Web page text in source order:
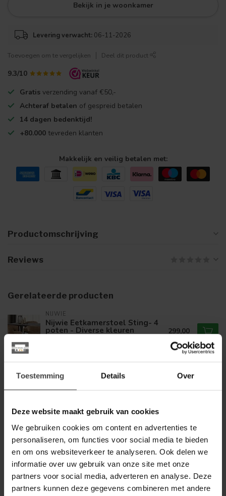
Toestemming Details Over
Deze website maakt gebruik van cookies
We gebruiken cookies om content en advertenties te
personaliseren, om functies voor social media te bieden
en om ons websiteverkeer te analyseren. Ook delen we
informatie over uw gebruik van onze site met onze
partners voor social media, adverteren en analyse. Deze
partners kunnen deze gegevens combineren met andere
Bekijk in je woonkamer
Levering verwacht: 06-11-2026
Toevoegen om te vergelijken Deel dit product
9.3/10
Gratis verzending vanaf €50,-
Achteraf betalen of gespreid betalen
14 dagen bedenktijd!
+80.000 tevreden klanten
Makkelijk en veilig betalen met:
Productomschrijving
Reviews
Gerelateerde producten
NIJWIE
Nijwie Eetkamerstoel Sting- 4
poten - Diverse kleuren 299,00
WOONSTIJL
rug Spring Polo zandkleur
149,00
WOONSTIJL
WoonStijl Eetkamerstoel
velvet straight stitch - Groen of
goud
Op voorraad
99,95
69,00